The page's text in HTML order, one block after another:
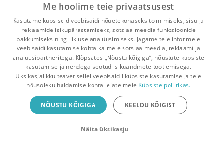
John Reed
2 1
Pealehele Ostukorv Sõnumid Teated Konto
Raamatuvahetuse mobiiliäpp
Vaheta raamatuid veelgi mugavamalt!
Me hoolime teie privaatsusest
Kasutame küpsiseid veebisaidi nõuetekohaseks toimimiseks, sisu ja
reklaamide isikupärastamiseks, sotsiaalmeedia funktsioonide
pakkumiseks ning liikluse analüüsimiseks. Jagame teie infot meie
veebisaidi kasutamise kohta ka meie sotsiaalmeedia, reklaami ja
analüüsipartneritega. Klõpsates „Nõustu kõigiga“, nõustute küpsiste
kasutamise ja nendega seotud isikuandmete töötlemisega.
Üksikasjalikku teavet sellel veebisaidil küpsiste kasutamise ja teie
nõusoleku haldamise kohta leiate meie Küpsiste poliitikas.
NÕUSTU KÕIGIGA KEELDU KÕIGIST
Näita üksikasju